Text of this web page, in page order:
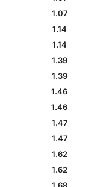
1.07
1.14
1.14
1.39
1.39
1.46
1.46
1.47
1.47
1.62
1.62